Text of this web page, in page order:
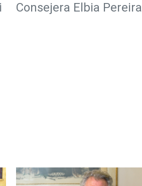
Consejera Elbia Pereira